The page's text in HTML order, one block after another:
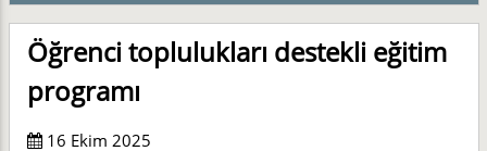
Öğrenci toplulukları destekli eğitim
programı
16 Ekim 2025